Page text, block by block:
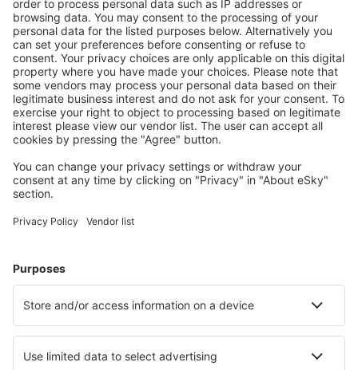
Economiseşte mai mult
Prețuri atractive și oferte speciale pentru utilizatorii
conectați.
Cazarea preferată
Alege din peste 1,3 mil. de opţiuni: hoteluri, cabane,
apartamente și altele.
Cele mai căutate hoteluri de către utilizatorii eSky
Hoteluri în Mexic - Orașe populare
Hoteluri în Playa del Carmen
Hoteluri în Puerto Vallarta Hoteluri în Rosarito
Hoteluri în Coatepec Hoteluri în Lagos De Moreno